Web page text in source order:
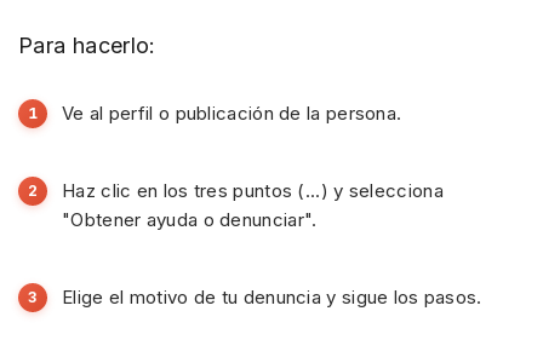
Para hacerlo:
Ve al perfil o publicación de la persona.
Haz clic en los tres puntos (...) y selecciona
"Obtener ayuda o denunciar".
Elige el motivo de tu denuncia y sigue los pasos.